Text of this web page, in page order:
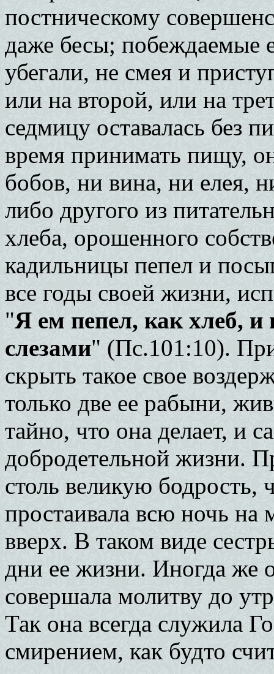
постническому
даже бесы; побеждаемые
убегали, не смея и
или на второй, или на
седмицу оставалась без
время принимать пищу,
бобов, ни вина, ни елея,
либо другого из
хлеба, орошенного
кадильницы пепел и
все годы своей жизни,
"Я ем пепел, как хлеб, и
слезами" (Пс.101:10). При
скрыть такое свое
только две ее рабыни,
тайно, что она делает, и
добродетельной жизни.
столь великую бодрость,
простаивала всю ночь на
вверх. В таком виде
дни ее жизни. Иногда же
совершала молитву до
Так она всегда служила
смирением, как будто